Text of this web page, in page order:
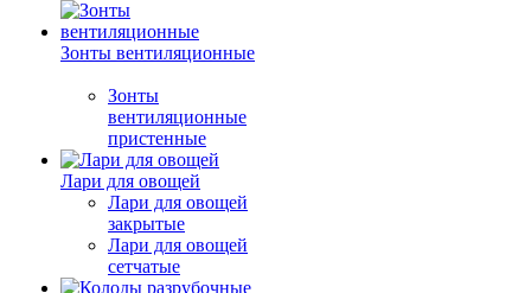
Зонты вентиляционные
Зонты
вентиляционные
пристенные
Лари для овощей
Лари для овощей
закрытые
Лари для овощей
сетчатые